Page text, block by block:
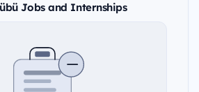
Jobs and Internships